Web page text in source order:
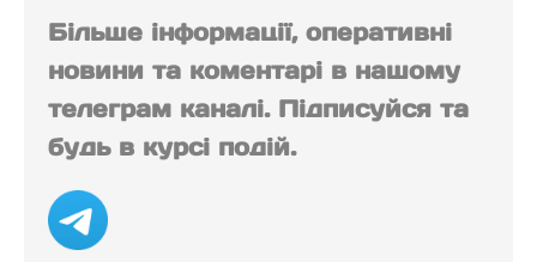
Більше інформації, оперативні
новини та коментарі в нашому
телеграм каналі. Підписуйся та
будь в курсі подій.